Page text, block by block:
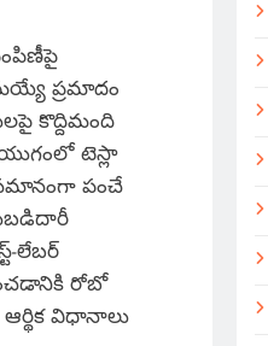
ప్రమాదం
కొద్దిమంది
టెస్లా
పంచే
లేబర్
రోబో
విధానాలు